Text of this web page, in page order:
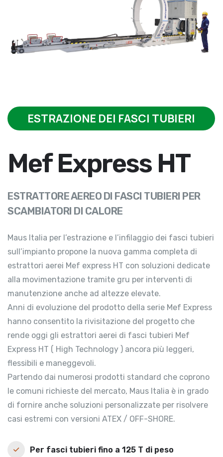
ESTRAZIONE DEI FASCI TUBIERI
Mef Express HT
ESTRATTORE AEREO DI FASCI TUBIERI PER
SCAMBIATORI DI CALORE
Maus Italia per l’estrazione e l’infilaggio dei fasci tubieri
sull’impianto propone la nuova gamma completa di
estrattori aerei Mef express HT con soluzioni dedicate
alla movimentazione tramite gru per interventi di
manutenzione anche ad altezze elevate.
Anni di evoluzione del prodotto della serie Mef Express
hanno consentito la rivisitazione del progetto che
rende oggi gli estrattori aerei di fasci tubieri Mef
Express HT ( High Technology ) ancora più leggeri,
flessibili e maneggevoli.
Partendo dai numerosi prodotti standard che coprono
le comuni richieste del mercato, Maus Italia è in grado
di fornire anche soluzioni personalizzate per risolvere
casi estremi con versioni ATEX / OFF-SHORE.
Per fasci tubieri fino a 125 T di peso